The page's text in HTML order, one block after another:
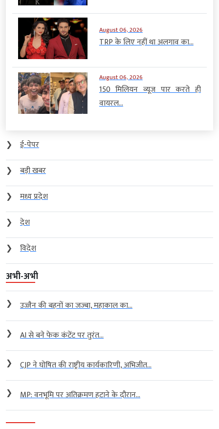
August 06, 2026
TRP के लिए नहीं था अलगाव का...
August 06, 2026
150 मिलियन व्यूज पार करते ही
वायरल...
❯
ई-पेपर
❯
बड़ी खबर
❯
मध्य प्रदेश
❯
देश
❯
विदेश
अभी-अभी
❯ उज्जैन की बहनों का जज्बा, महाकाल का...
❯ AI से बने फेक कंटेंट पर तुरंत...
❯ CJP ने घोषित की राष्ट्रीय कार्यकारिणी, अभिजीत...
❯ MP: वनभूमि पर अतिक्रमण हटाने के दौरान...